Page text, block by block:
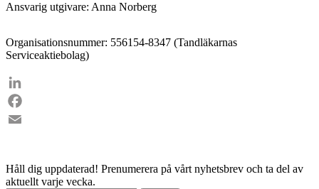
Ansvarig utgivare: Anna Norberg
Organisationsnummer: 556154-8347 (Tandläkarnas
Serviceaktiebolag)
LinkedIn
Facebook
Håll dig uppdaterad! Prenumerera på vårt nyhetsbrev och ta del av
aktuellt varje vecka.